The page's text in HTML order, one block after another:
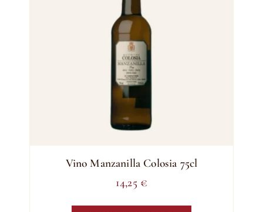
Vino Manzanilla Colosia 75cl
14,25 €